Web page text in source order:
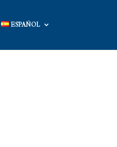
ESPAÑOL